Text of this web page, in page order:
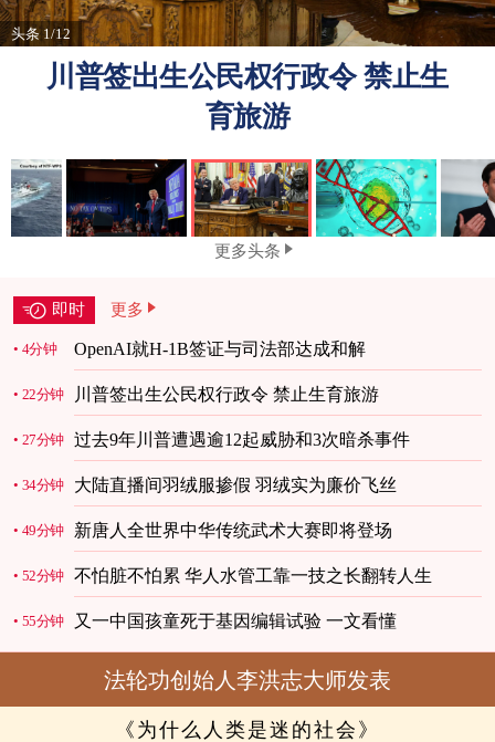
网
头条 1/12
川普签出生公民权行政令 禁止生
育旅游
更多头条
即时 更多
4分钟 OpenAI就H-1B签证与司法部达成和解
22分钟 川普签出生公民权行政令 禁止生育旅游
27分钟 过去9年川普遭遇逾12起威胁和3次暗杀事件
34分钟 大陆直播间羽绒服掺假 羽绒实为廉价飞丝
49分钟 新唐人全世界中华传统武术大赛即将登场
52分钟 不怕脏不怕累 华人水管工靠一技之长翻转人生
55分钟 又一中国孩童死于基因编辑试验 一文看懂
法轮功创始人李洪志大师发表
《为什么人类是迷的社会》